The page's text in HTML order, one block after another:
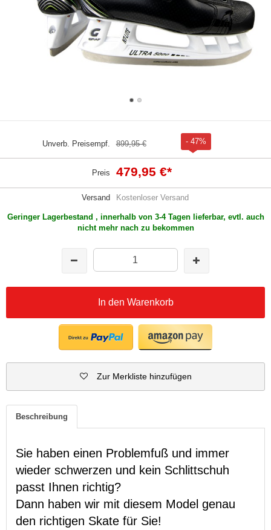
Unverb. Preisempf. 899,95 € - 47%
Preis 479,95 €*
Versand Kostenloser Versand
Geringer Lagerbestand , innerhalb von 3-4 Tagen lieferbar, evtl. auch
nicht mehr nach zu bekommen
In den Warenkorb
Zur Merkliste hinzufügen
Beschreibung
Sie haben einen Problemfuß und immer
wieder schwerzen und kein Schlittschuh
passt Ihnen richtig?
Dann haben wir mit diesem Model genau
den richtigen Skate für Sie!